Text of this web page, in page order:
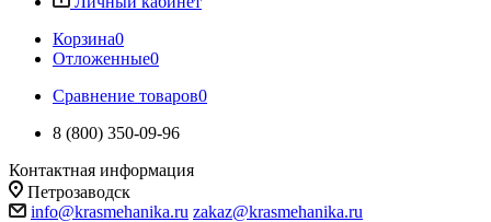
Корзина0
Отложенные0
Сравнение товаров0
8 (800) 350-09-96
Контактная информация
Петрозаводск
info@krasmehanika.ru zakaz@krasmehanika.ru